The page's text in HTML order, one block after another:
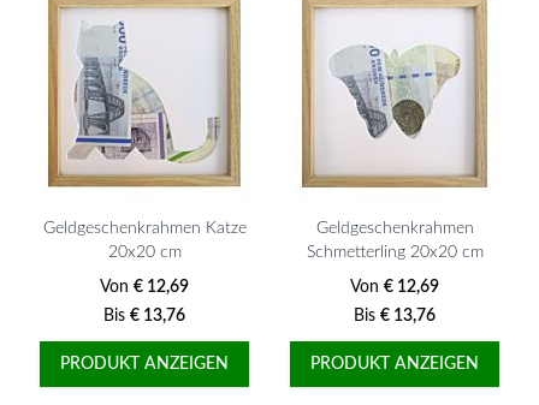
Geldgeschenkrahmen Katze
20x20 cm
Von € 12,69
Bis € 13,76
PRODUKT ANZEIGEN
Geldgeschenkrahmen
Schmetterling 20x20 cm
Von € 12,69
Bis € 13,76
PRODUKT ANZEIGEN